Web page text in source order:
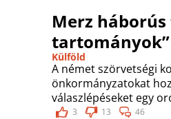
Merz
Külföld
A német szörvetségi
önkormányzatokat
válaszlépéseket egy
3 13 46